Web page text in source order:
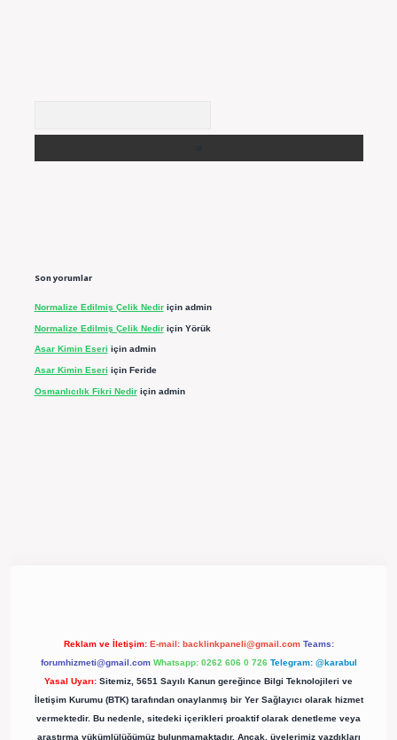
Son yorumlar
Normalize Edilmiş Çelik Nediriçin admin
Normalize Edilmiş Çelik Nediriçin Yörük
Asar Kimin Eseri için admin
Asar Kimin Eseri için Feride
Osmanlıcılık Fikri Nediriçin admin
Reklam ve İletişim: E-mail: backlinkpaneli@gmail.com Teams:
forumhizmeti@gmail.com Whatsapp: 0262 606 0 726 Telegram: @karabul
Yasal Uyarı: Sitemiz, 5651 Sayılı Kanun gereğince Bilgi Teknolojileri ve
İletişim Kurumu (BTK) tarafından onaylanmış bir Yer Sağlayıcı olarak hizmet
vermektedir. Bu nedenle, sitedeki içerikleri proaktif olarak denetleme veya
araştırma yükümlülüğümüz bulunmamaktadır. Ancak, üyelerimiz yazdıkları